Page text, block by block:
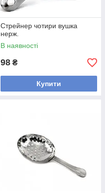
Стрейнер чотири вушка
нерж.
В наявності
98 ₴
Купити